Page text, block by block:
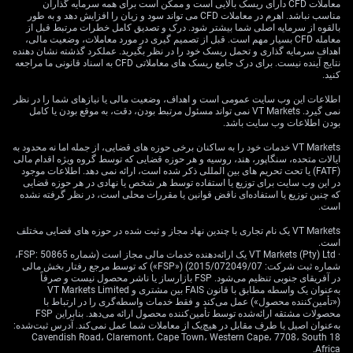
این وضعیت با واگرایی سیاست‌های بانک‌های مرکزی تشدید
می‌شود. در حالی که آخرین رقم CPI کانادا ۲.۹٪ ثبت شده،
بانک مرکزی کانادا علامت داده قصد دارد از این تورم عبور
کند؛ در مقابل، فدرال رزرو آمریکا موضعی انقباضی‌تر
میزان ۷۵ واحد پایه به نفع دلار آمریکا، یک دلیل بنیادین برای
تداوم قدرت USD/CAD فراهم می‌کند.
استراتژی‌های معاملاتی و
زمینه تاریخی
بنابراین، معتقدیم معامله‌گران باید به موقعیت‌گیری برای
تضعیف دلار کانادا در برابر دلار آمریکا فکر کنند. ما خرید
اختیار خرید (Call) روی USD/CAD را جذاب می‌بینیم؛ مثلاً با
قیمت اعمال حدود 1.43 و سررسید آگوست 2026، تا از
احتمال حرکت به سمت سطح 1.45 بهره ببرند. این استراتژی
راهی با ریسک تعریف‌شده برای کسب سود است؛ در صورتی
که مذاکرات تجاری به سمت تنش برود یا دلار آمریکا به رالی
فراگیر خود ادامه دهد.
معاملات CFD دارای ریسک بالایی است و ممکن است برای همه سرمایه گذاران
مناسب نباشد. اهرم در معاملات CFD می تواند سود و زیان را افزایش دهد و به طور
بالقوه از سرمایه اصلی شما بیشتر شود. درک و تصدیق کامل خطرات مرتبط قبل از
معامله CFD بسیار مهم است. قبل از تصمیم گیری در مورد معاملات، وضعیت مالی،
اهداف سرمایه گذاری و تحمل ریسک خود را در نظر بگیرید. عملکرد گذشته نشان دهنده
نتایج آینده نیست. برای درک جامع ریسک های معاملاتی CFD به اسناد قانونی ما مراجعه
کنید.
اطلاعات این وب سایت عمومی است و اهداف، وضعیت مالی یا نیازهای شما را در نظر
نمی گیرد. VT Markets نمی تواند مسئول مرتبط بودن، دقت، به موقع بودن یا کامل
بودن اطلاعات وب سایت باشد.
VT Markets خدمات خود را به ساکنان برخی حوزه های قضایی، از جمله اما نه محدود به
ایالات متحده، سنگاپور، هند، روسیه و هر حوزه قضایی که توسط گروه ویژه اقدام مالی
(FATF) یا تحت تحریم های بین المللی ذکر شده است، ارائه نمی دهد. اطلاعات موجود
در این وب سایت برای توزیع یا استفاده توسط هر شخص یا نهادی در هر حوزه قضایی
که چنین توزیع یا استفاده‌ای ناقض قوانین یا مقررات محلی است، در نظر گرفته نشده
است.
VT Markets یک نام تجاری با چندین نهاد مجاز و ثبت شده در حوزه های قضایی مختلف
است.
· VT Markets (Pty) Ltd یک ارائه‌دهنده خدمات مالی مجاز است (شماره FSP: 50865،
شماره ثبت شرکت: 2015/072049/07) («FSP») که توسط مرجع رفتار بخش مالی
در آفریقای جنوبی تنظیم می‌شود. FSP بازارساز یا ناشر محصول نیست و صرفاً
به‌عنوان یک واسطه مطابق با قانون FAIS بین مشتری و VT Markets Limited
(«تأمین‌کننده محصول») عمل می‌کند و فقط خدمات واسطه‌گری را در ارتباط با
محصولات مشتقه ارائه‌شده توسط تأمین‌کننده محصول ارائه می‌دهد. بنابراین FSP
به‌عنوان اصیل یا طرف مقابل در هیچ‌یک از معاملات شما عمل نمی‌کند. آدرس ثبت‌شده:
18 Cavendish Road، Claremont، Cape Town، Western Cape، 7708، South
Africa.